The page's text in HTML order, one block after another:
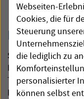
werden.
Schlichtungsstelle
Friedrichstr. 133,
T: 030 27 57 240-0
F: 030 27 57 240–69
Webseiten-
Cookies, die für
Steuerung
die lediglich zu
personalisierter
können selbst